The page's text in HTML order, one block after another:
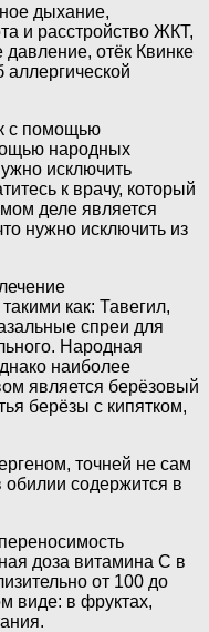
дыхание,
и расстройство ЖКТ,
отёк Квинке
аллергической
с помощью
народных
исключить
к врачу, который
деле является
нужно исключить из
как: Тавегил,
спреи для
Народная
наиболее
является берёзовый
берёзы с кипятком,
точней не сам
содержится в
доза витамина С в
от 100 до
виде: в фруктах,